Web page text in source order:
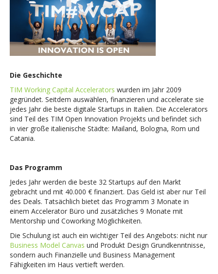
Die Geschichte
TIM Working Capital Accelerators wurden im Jahr 2009
gegründet. Seitdem auswählen, finanzieren und accelerate sie
jedes Jahr die beste digitale Startups in Italien. Die Accelerators
sind Teil des TIM Open Innovation Projekts und befindet sich
in vier große italienische Städte: Mailand, Bologna, Rom und
Catania.
Das Programm
Jedes Jahr werden die beste 32 Startups auf den Markt
gebracht und mit 40.000 € finanziert. Das Geld ist aber nur Teil
des Deals. Tatsächlich bietet das Programm 3 Monate in
einem Accelerator Büro und zusätzliches 9 Monate mit
Mentorship und Coworking Möglichkeiten.
Die Schulung ist auch ein wichtiger Teil des Angebots: nicht nur
Business Model Canvas und Produkt Design Grundkenntnisse,
sondern auch Finanzielle und Business Management
Fähigkeiten im Haus vertieft werden.